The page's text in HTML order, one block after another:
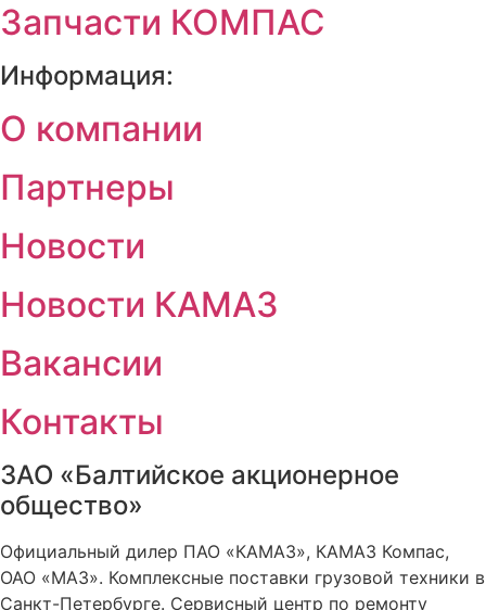
Запчасти КОМПАС
Информация:
О компании
Партнеры
Новости
Новости КАМАЗ
Вакансии
Контакты
ЗАО «Балтийское акционерное
общество»
Официальный дилер ПАО «КАМАЗ», КАМАЗ Компас,
ОАО «МАЗ». Комплексные поставки грузовой техники в
Санкт-Петербурге. Сервисный центр по ремонту